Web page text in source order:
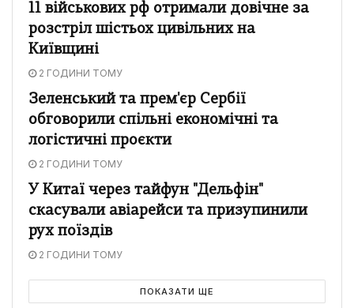
11 військових рф отримали довічне за
розстріл шістьох цивільних на
Київщині
2 ГОДИНИ ТОМУ
Зеленський та прем'єр Сербії
обговорили спільні економічні та
логістичні проєкти
2 ГОДИНИ ТОМУ
У Китаї через тайфун "Дельфін"
скасували авіарейси та призупинили
рух поїздів
2 ГОДИНИ ТОМУ
ПОКАЗАТИ ЩЕ